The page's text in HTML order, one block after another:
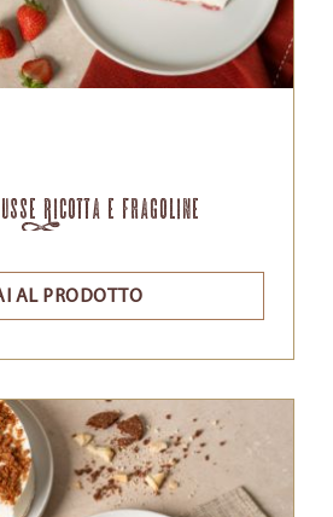
Ricotta e Fragoline
AL PRODOTTO